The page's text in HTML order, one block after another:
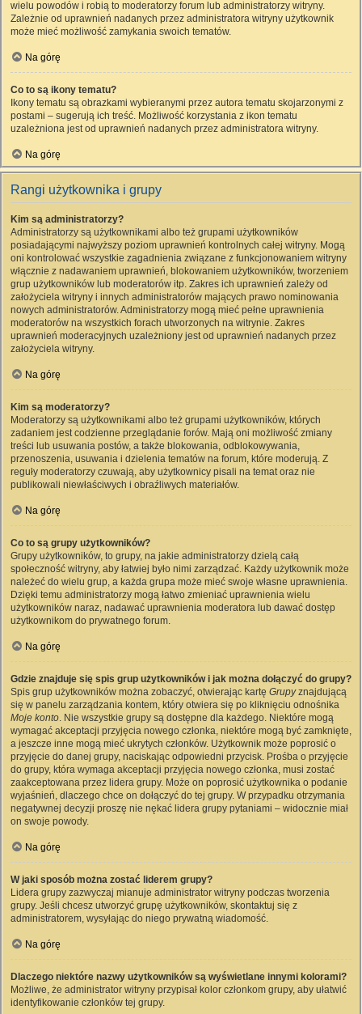
wielu powodów i robią to moderatorzy forum lub administratorzy witryny.
Zależnie od uprawnień nadanych przez administratora witryny użytkownik
może mieć możliwość zamykania swoich tematów.
Na górę
Co to są ikony tematu?
Ikony tematu są obrazkami wybieranymi przez autora tematu skojarzonymi z
postami – sugerują ich treść. Możliwość korzystania z ikon tematu
uzależniona jest od uprawnień nadanych przez administratora witryny.
Na górę
Rangi użytkownika i grupy
Kim są administratorzy?
Administratorzy są użytkownikami albo też grupami użytkowników
posiadającymi najwyższy poziom uprawnień kontrolnych całej witryny. Mogą
oni kontrolować wszystkie zagadnienia związane z funkcjonowaniem witryny
włącznie z nadawaniem uprawnień, blokowaniem użytkowników, tworzeniem
grup użytkowników lub moderatorów itp. Zakres ich uprawnień zależy od
założyciela witryny i innych administratorów mających prawo nominowania
nowych administratorów. Administratorzy mogą mieć pełne uprawnienia
moderatorów na wszystkich forach utworzonych na witrynie. Zakres
uprawnień moderacyjnych uzależniony jest od uprawnień nadanych przez
założyciela witryny.
Na górę
Kim są moderatorzy?
Moderatorzy są użytkownikami albo też grupami użytkowników, których
zadaniem jest codzienne przeglądanie forów. Mają oni możliwość zmiany
treści lub usuwania postów, a także blokowania, odblokowywania,
przenoszenia, usuwania i dzielenia tematów na forum, które moderują. Z
reguły moderatorzy czuwają, aby użytkownicy pisali na temat oraz nie
publikowali niewłaściwych i obraźliwych materiałów.
Na górę
Co to są grupy użytkowników?
Grupy użytkowników, to grupy, na jakie administratorzy dzielą całą
społeczność witryny, aby łatwiej było nimi zarządzać. Każdy użytkownik może
należeć do wielu grup, a każda grupa może mieć swoje własne uprawnienia.
Dzięki temu administratorzy mogą łatwo zmieniać uprawnienia wielu
użytkowników naraz, nadawać uprawnienia moderatora lub dawać dostęp
użytkownikom do prywatnego forum.
Na górę
Gdzie znajduje się spis grup użytkowników i jak można dołączyć do grupy?
Spis grup użytkowników można zobaczyć, otwierając kartę Grupyznajdującą
się w panelu zarządzania kontem, który otwiera się po kliknięciu odnośnika
Moje konto. Nie wszystkie grupy są dostępne dla każdego. Niektóre mogą
wymagać akceptacji przyjęcia nowego członka, niektóre mogą być zamknięte,
a jeszcze inne mogą mieć ukrytych członków. Użytkownik może poprosić o
przyjęcie do danej grupy, naciskając odpowiedni przycisk. Prośba o przyjęcie
do grupy, która wymaga akceptacji przyjęcia nowego członka, musi zostać
zaakceptowana przez lidera grupy. Może on poprosić użytkownika o podanie
wyjaśnień, dlaczego chce on dołączyć do tej grupy. W przypadku otrzymania
negatywnej decyzji proszę nie nękać lidera grupy pytaniami – widocznie miał
on swoje powody.
Na górę
W jaki sposób można zostać liderem grupy?
Lidera grupy zazwyczaj mianuje administrator witryny podczas tworzenia
grupy. Jeśli chcesz utworzyć grupę użytkowników, skontaktuj się z
administratorem, wysyłając do niego prywatną wiadomość.
Na górę
Dlaczego niektóre nazwy użytkowników są wyświetlane innymi kolorami?
Możliwe, że administrator witryny przypisał kolor członkom grupy, aby ułatwić
identyfikowanie członków tej grupy.